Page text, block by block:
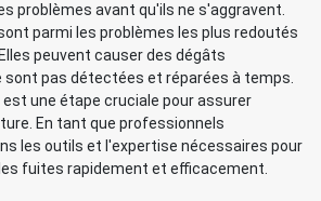
problèmes avant qu'ils ne s'aggravent.
parmi les problèmes les plus redoutés
peuvent causer des dégâts
pas détectées et réparées à temps.
une étape cruciale pour assurer
En tant que professionnels
les outils et l'expertise nécessaires pour
fuites rapidement et efficacement.